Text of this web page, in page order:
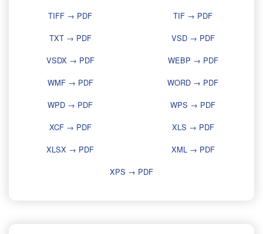
TIFF → PDF
TIF → PDF
TXT → PDF
VSD → PDF
VSDX → PDF
WEBP → PDF
WMF → PDF
WORD → PDF
WPD → PDF
WPS → PDF
XCF → PDF
XLS → PDF
XLSX → PDF
XML → PDF
XPS → PDF